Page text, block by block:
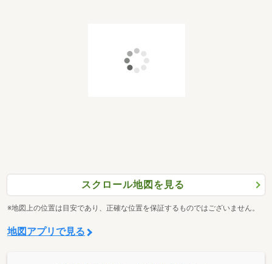
スクロール地図を見る
※地図上の位置は目安であり、正確な位置を保証するものではございません。
地図アプリで見る